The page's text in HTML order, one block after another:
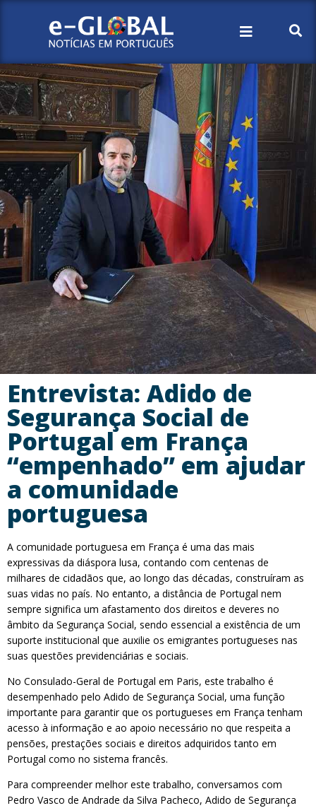
Entrevista: Adido de
Segurança Social de
Portugal em França
“empenhado” em ajudar
a comunidade
portuguesa
A comunidade portuguesa em França é uma das mais
expressivas da diáspora lusa, contando com centenas de
milhares de cidadãos que, ao longo das décadas, construíram as
suas vidas no país. No entanto, a distância de Portugal nem
sempre significa um afastamento dos direitos e deveres no
âmbito da Segurança Social, sendo essencial a existência de um
suporte institucional que auxilie os emigrantes portugueses nas
suas questões previdenciárias e sociais.
No Consulado-Geral de Portugal em Paris, este trabalho é
desempenhado pelo Adido de Segurança Social, uma função
importante para garantir que os portugueses em França tenham
acesso à informação e ao apoio necessário no que respeita a
pensões, prestações sociais e direitos adquiridos tanto em
Portugal como no sistema francês.
Para compreender melhor este trabalho, conversamos com
Pedro Vasco de Andrade da Silva Pacheco, Adido de Segurança